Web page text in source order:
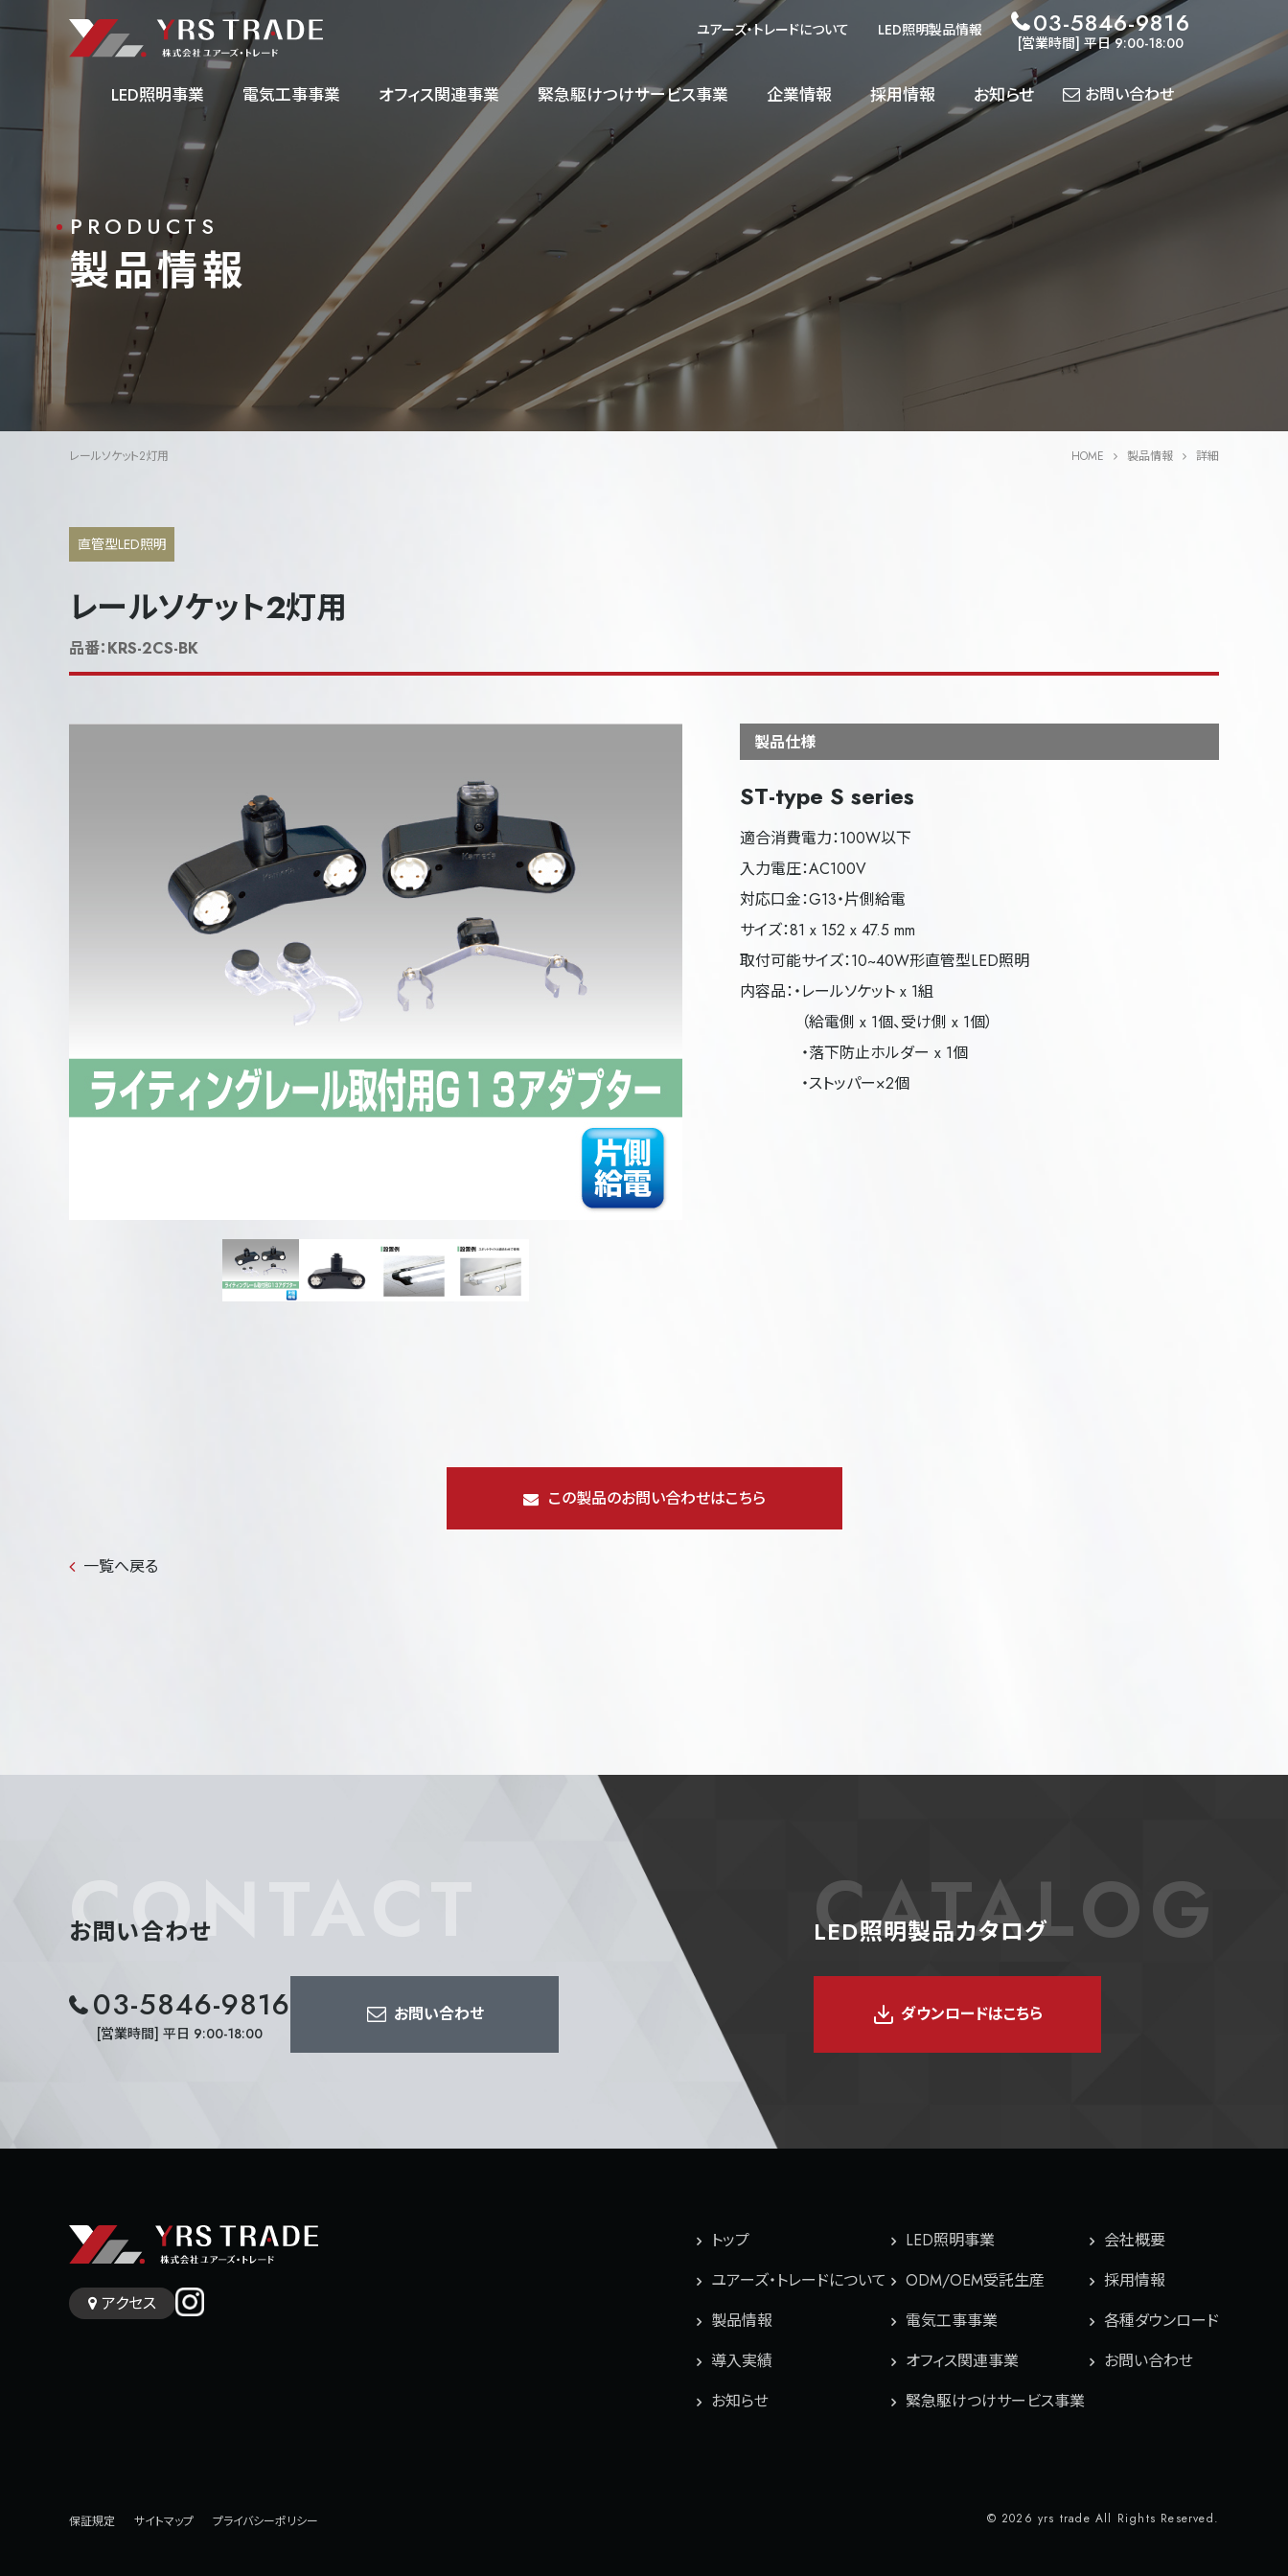
ユアーズ・トレードについて LED照明製品情報 03-5846-9816
[営業時間] 平日 9:00-18:00
LED照明事業
事業内容 製品情報 導入実績
各種
ダウンロード
電気工事事業 オフィス関連事業 緊急駆けつけサービス事業 企業情報 採用情報 お知らせ お問い合わせ
レールソケット2灯用
PRODUCTS
製品情報
HOME 製品情報 詳細
直管型LED照明
レールソケット2灯用
品番：KRS-2CS-BK
製品仕様
ST-type S series
適合消費電力：100W以下
入力電圧：AC100V
対応口金：G13・片側給電
サイズ：81 x 152 x 47.5 mm
取付可能サイズ：10~40W形直管型LED照明
内容品：・レールソケット x 1組
（給電側 x 1個、受け側 x 1個）
・落下防止ホルダー x 1個
・ストッパー×2個
この製品のお問い合わせはこちら
一覧へ戻る
CONTACT
お問い合わせ
03-5846-9816
[営業時間] 平日 9:00-18:00
お問い合わせ
CATALOG
LED照明製品カタログ
ダウンロードはこちら
アクセス
トップ
ユアーズ・トレードについて
製品情報
導入実績
お知らせ
LED照明事業
ODM/OEM受託生産
電気工事事業
オフィス関連事業
緊急駆けつけサービス事業
会社概要
採用情報
各種ダウンロード
お問い合わせ
保証規定 サイトマップ プライバシーポリシー © 2026 yrs trade All Rights Reserved.